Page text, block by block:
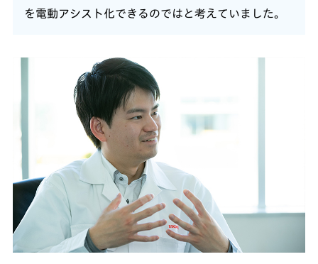
を電動アシスト化できるのではと考えていました。